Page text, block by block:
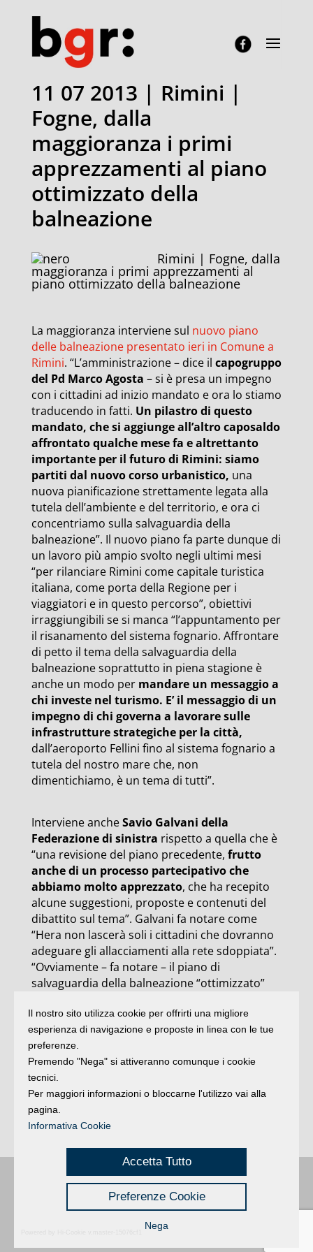
11 07 2013 | Rimini |
Fogne, dalla
maggioranza i primi
apprezzamenti al piano
ottimizzato della
balneazione
Rimini | Fogne, dalla
maggioranza i primi apprezzamenti al
piano ottimizzato della balneazione
La maggioranza interviene sul nuovo piano
delle balneazione presentato ieri in Comune a
Rimini. “L’amministrazione – dice il capogruppo
del Pd Marco Agosta – si è presa un impegno
con i cittadini ad inizio mandato e ora lo stiamo
traducendo in fatti. Un pilastro di questo
mandato, che si aggiunge all’altro caposaldo
affrontato qualche mese fa e altrettanto
importante per il futuro di Rimini: siamo
partiti dal nuovo corso urbanistico, una
nuova pianificazione strettamente legata alla
tutela dell’ambiente e del territorio, e ora ci
concentriamo sulla salvaguardia della
balneazione”. Il nuovo piano fa parte dunque di
un lavoro più ampio svolto negli ultimi mesi
“per rilanciare Rimini come capitale turistica
italiana, come porta della Regione per i
viaggiatori e in questo percorso”, obiettivi
irraggiungibili se si manca “l’appuntamento per
il risanamento del sistema fognario. Affrontare
di petto il tema della salvaguardia della
balneazione soprattutto in piena stagione è
anche un modo permandare un messaggio a
chi investe nel turismo. E’ il messaggio di un
impegno di chi governa a lavorare sulle
infrastrutture strategiche per la città,
dall’aeroporto Fellini fino al sistema fognario a
tutela del nostro mare che, non
dimentichiamo, è un tema di tutti”.
Interviene ancheSavio Galvani della
Federazione di sinistra rispetto a quella che è
“una revisione del piano precedente, frutto
anche di un processo partecipativo che
abbiamo molto apprezzato, che ha recepito
alcune suggestioni, proposte e contenuti del
dibattito sul tema”. Galvani fa notare come
“Hera non lascerà soli i cittadini che dovranno
adeguare gli allacciamenti alla rete sdoppiata”.
“Ovviamente – fa notare – il piano di
salvaguardia della balneazione “ottimizzato”
l’Amministrazione chedovrà impegnare
anche altri enti a cominciare da Atersir ”.
Resta da risolvere, conclude Galvani,
“l’opportunità o meno di realizzare la condotta
sottomarina per il canale dell’Ausa, che
comunque scaricherà in mare una qualità di
reflui molto diluiti e soltanto in casi del tutto
eccezionali”.
Buongiorno:Riminié una testata registrata presso il Tribunale di Rimini
registrazione n. 2 /28/02/2012| © 2024 buongiornoRimini
Privacy | Credits
Il nostro sito utilizza cookie per offrirti una migliore
esperienza di navigazione e proposte in linea con le tue
preferenze.
Premendo "Nega" si attiveranno comunque i cookie
tecnici.
Per maggiori informazioni o bloccarne l'utilizzo vai alla
pagina.
Informativa Cookie
Accetta Tutto
Preferenze Cookie
Nega